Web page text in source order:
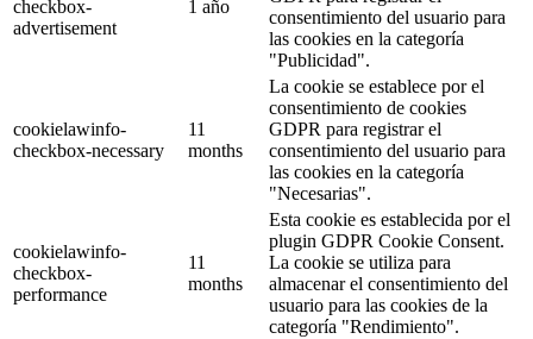
checkbox-
advertisement
1 año
consentimiento del usuario para
las cookies en la categoría
"Publicidad".
cookielawinfo-
checkbox-necessary
11
months
La cookie se establece por el
consentimiento de cookies
GDPR para registrar el
consentimiento del usuario para
las cookies en la categoría
"Necesarias".
cookielawinfo-
checkbox-
performance
11
months
Esta cookie es establecida por el
plugin GDPR Cookie Consent.
La cookie se utiliza para
almacenar el consentimiento del
usuario para las cookies de la
categoría "Rendimiento".